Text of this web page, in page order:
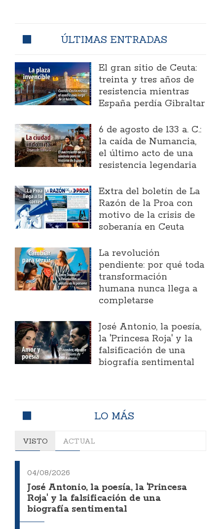
ÚLTIMAS ENTRADAS
El gran sitio de Ceuta:
treinta y tres años de
resistencia mientras
España perdía Gibraltar
6 de agosto de 133 a. C.:
la caída de Numancia,
el último acto de una
resistencia legendaria
Extra del boletín de La
Razón de la Proa con
motivo de la crisis de
soberanía en Ceuta
La revolución
pendiente: por qué toda
transformación
humana nunca llega a
completarse
José Antonio, la poesía,
la 'Princesa Roja' y la
falsificación de una
biografía sentimental
LO MÁS
VISTO ACTUAL
04/08/2026
José Antonio, la poesía, la 'Princesa
Roja' y la falsificación de una
biografía sentimental